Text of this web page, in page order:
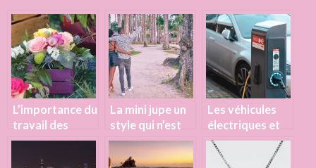
L’importance du
travail des
fleuristes
La mini jupe un
style qui n’est
pas toujours un
plus
Les véhicules
électriques et
leur station de
recharge